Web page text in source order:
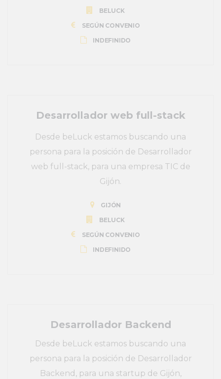
BELUCK
SEGÚN CONVENIO
INDEFINIDO
Desarrollador web full-stack
Desde beLuck estamos buscando una
persona para la posición de Desarrollador
web full-stack, para una empresa TIC de
Gijón.
GIJÓN
BELUCK
SEGÚN CONVENIO
INDEFINIDO
Desarrollador Backend
Desde beLuck estamos buscando una
persona para la posición de Desarrollador
Backend, para una startup de Gijón,